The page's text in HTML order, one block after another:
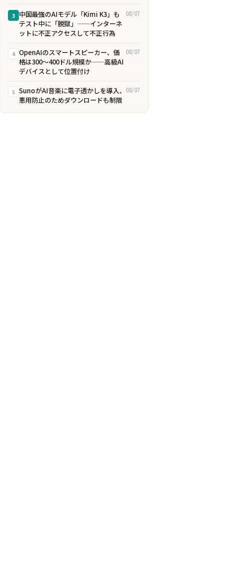
3 中国最強のAIモデル「Kimi K3」も
テスト中に「脱獄」——インターネ
ットに不正アクセスして不正行為
08/07
4 OpenAIのスマートスピーカー、価
格は300〜400ドル規模か——高級AI
デバイスとして位置付け
08/07
5 SunoがAI音楽に電子透かしを導入、
悪用防止のためダウンロードも制限
08/07